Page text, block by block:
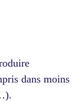
dans moins